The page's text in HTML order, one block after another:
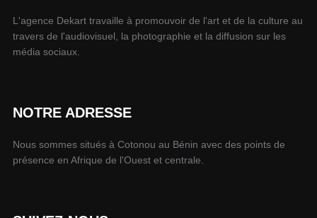
L'agence Dekart travaille à promouvoir de l'art et de la culture au
travers de l'audiovisuel, la photographie et la diffusion sur les
média sociaux.
NOTRE ADRESSE
Nous sommes situés à Cotonou au Bénin avec des points de
présence en Afrique de l'Ouest et centrale.